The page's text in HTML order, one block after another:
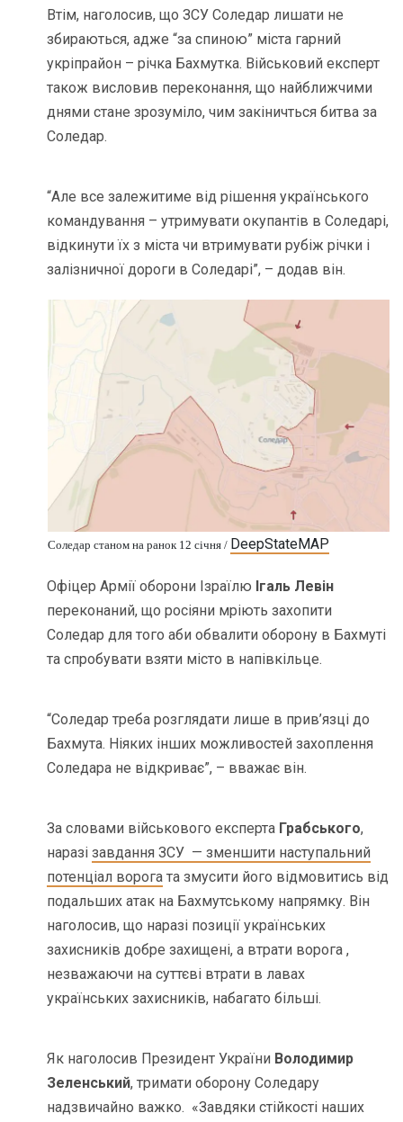
Втім, наголосив, що ЗСУ Соледар лишати не
збираються, адже “за спиною” міста гарний
укріпрайон – річка Бахмутка. Військовий експерт
також висловив переконання, що найближчими
днями стане зрозуміло, чим закіничться битва за
Соледар.
“Але все залежитиме від рішення українського
командування – утримувати окупантів в Соледарі,
відкинути їх з міста чи втримувати рубіж річки і
залізничної дороги в Соледарі”, – додав він.
Соледар станом на ранок 12 січня / DeepStateMAP
Офіцер Армії оборони Ізраїлю Ігаль Левін
переконаний, що росіяни мріють захопити
Соледар для того аби обвалити оборону в Бахмуті
та спробувати взяти місто в напівкільце.
“Соледар треба розглядати лише в прив’язці до
Бахмута. Ніяких інших можливостей захоплення
Соледара не відкриває”, – вважає він.
За словами військового експерта Грабського,
наразізавдання ЗСУ — зменшити наступальний
потенціал ворога та змусити його відмовитись від
подальших атак на Бахмутському напрямку. Він
наголосив, що наразі позиції українських
захисників добре захищені, а втрати ворога ,
незважаючи на суттєві втрати в лавах
українських захисників, набагато більші.
Як наголосив Президент України Володимир
Зеленський, тримати оборону Соледару
надзвичайно важко. «Завдяки стійкості наших